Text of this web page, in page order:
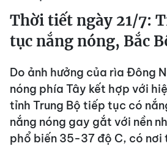
Thời tiết ngày 21/7:
tục nắng nóng, Bắc
Do ảnh hưởng của rìa Đông
nóng phía Tây kết hợp với
tỉnh Trung Bộ tiếp tục có
nắng nóng gay gắt với nền
phổ biến 35-37 độ C, có nơi